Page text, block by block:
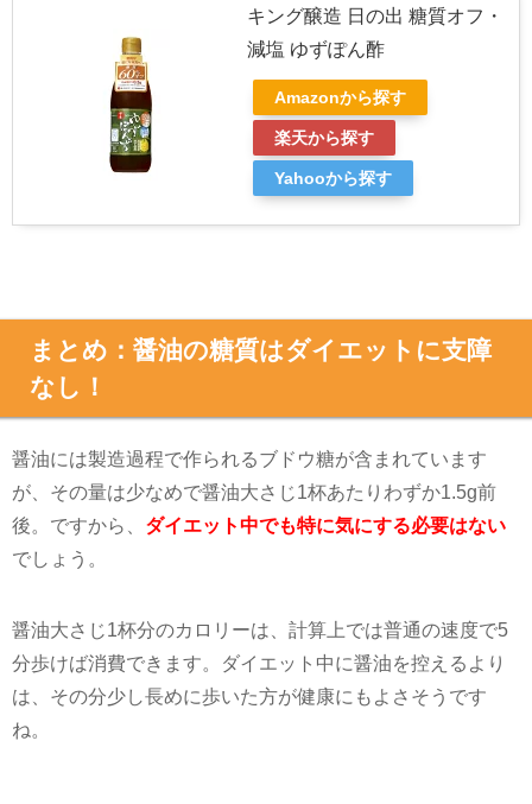
キング醸造 日の出 糖質オフ・
減塩 ゆずぽん酢
Amazonから探す
楽天から探す
Yahooから探す
まとめ：醤油の糖質はダイエットに支障
なし！
醤油には製造過程で作られるブドウ糖が含まれています
が、その量は少なめで醤油大さじ 1 杯あたりわずか1.5g前
後。ですから、 ダイエット中でも特に気にする必要はない
でしょう。
醤油大さじ 1 杯分のカロリーは、計算上では普通の速度で5
分歩けば消費できます。ダイエット中に醤油を控えるより
は、その分少し長めに歩いた方が健康にもよさそうです
ね。